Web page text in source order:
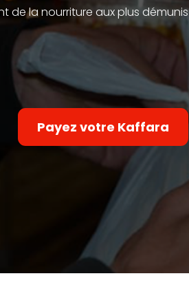
de la nourriture aux plus démunis
Payez votre Kaffara